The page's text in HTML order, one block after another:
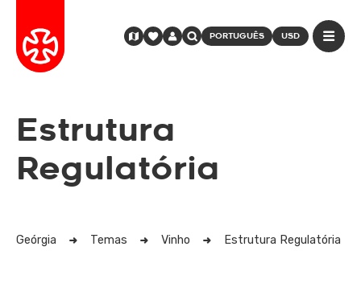
PORTUGUÊS USD
Estrutura
Regulatória
Geórgia Temas Vinho Estrutura Regulatória